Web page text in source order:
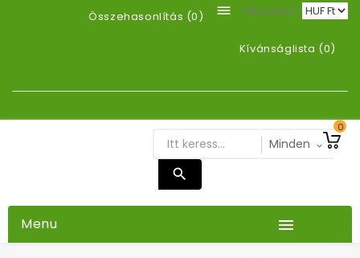
Pénznem:

Összehasonlítás (0)
Kívánságlista (0)
0

Menu